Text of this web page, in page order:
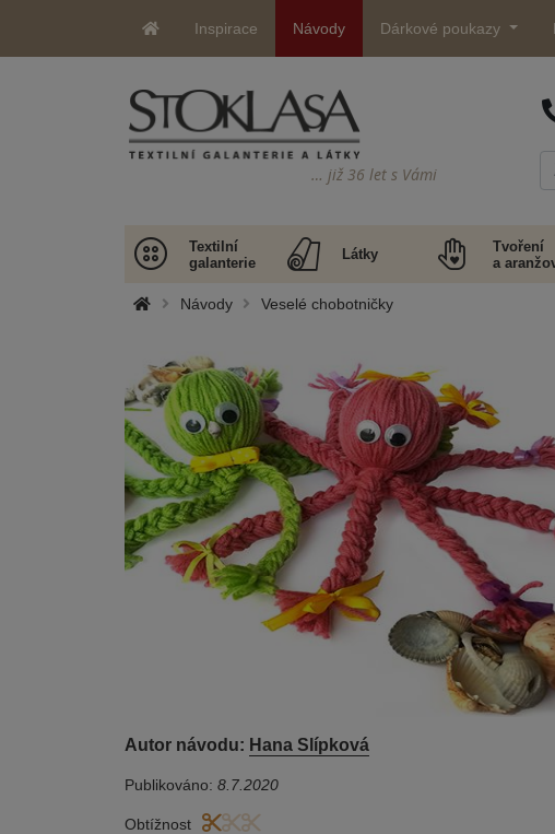
Inspirace Návody Dárkové poukazy
… již 36 let s Vámi
Textilní
galanterie
Látky
Tvoření
a
Návody Veselé chobotničky
Autor návodu: Hana Slípková
Publikováno: 8.7.2020
Obtížnost